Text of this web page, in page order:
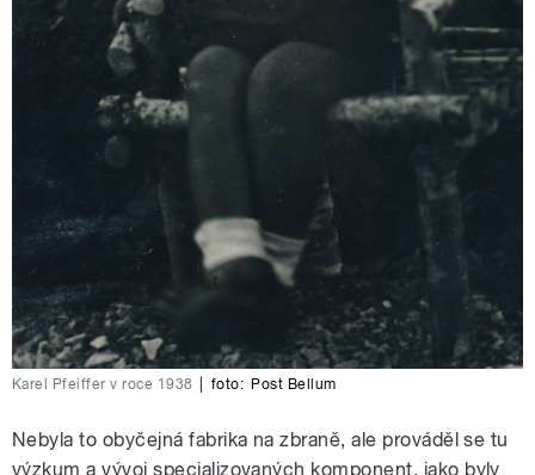
Karel Pfeiffer v roce 1938 foto: Post Bellum
Nebyla to obyčejná fabrika na zbraně, ale prováděl se tu
výzkum a vývoj specializovaných komponent, jako byly